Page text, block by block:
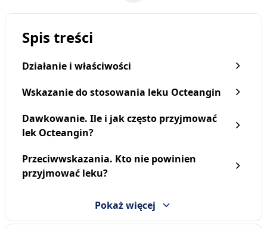
Spis treści
Działanie i właściwości
Wskazanie do stosowania leku Octeangin
Dawkowanie. Ile i jak często przyjmować
lek Octeangin?
Przeciwwskazania. Kto nie powinien
przyjmować leku?
Pokaż więcej